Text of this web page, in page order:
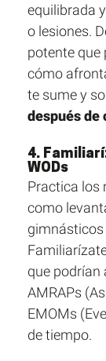
equilibrada
o lesiones.
potente que
cómo
te sume y
después de
4.
WODs
Practica los
como
gimnásticos
que podrían
AMRAPs
EMOMs
de tiempo.